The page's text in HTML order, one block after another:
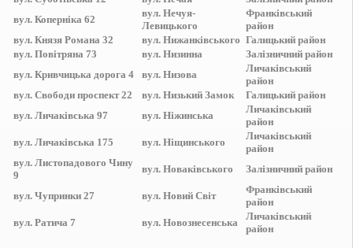
вул. Коперніка 62
вул. Нечуя-
Левицького
Франківський
район
вул. Князя Романа 32 вул. Нижанківського Галицький район
вул. Повітряна 73 вул. Низинна Залізничний район
вул. Кривчицька дорога 4 вул. Низова
Личаківський
район
вул. Свободи проспект 22 вул. Низький Замок Галицький район
вул. Личаківська 97 вул. Ніжинська
Личаківський
район
вул. Личаківська 175 вул. Ніщинського
Личаківський
район
вул. Листопадового Чину
9
вул. Новаківського Залізничний район
вул. Чупринки 27 вул. Новий Світ
Франківський
район
вул. Ратича 7 вул. Новознесенська
Личаківський
район